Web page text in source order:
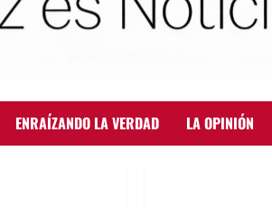
ENRAÍZANDO LA VERDAD LA OPINIÓN